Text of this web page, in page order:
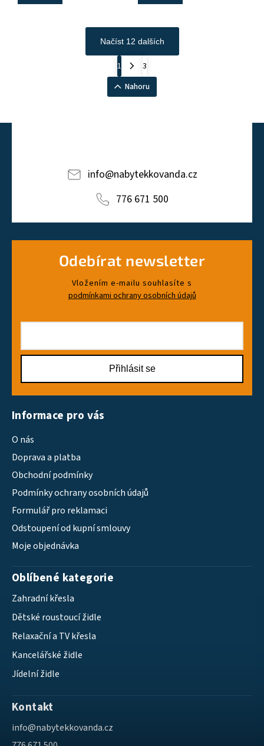
Načíst 12 dalších
1
3
Nahoru
info@nabytekkovanda.cz
776 671 500
Odebírat newsletter
Vložením e-mailu souhlasíte s
podmínkami ochrany osobních údajů
Přihlásit se
Informace pro vás
O nás
Doprava a platba
Obchodní podmínky
Podmínky ochrany osobních údajů
Formulář pro reklamaci
Odstoupení od kupní smlouvy
Moje objednávka
Oblíbené kategorie
Zahradní křesla
Dětské roustoucí židle
Relaxační a TV křesla
Kancelářské židle
Jídelní židle
Kontakt
info@nabytekkovanda.cz